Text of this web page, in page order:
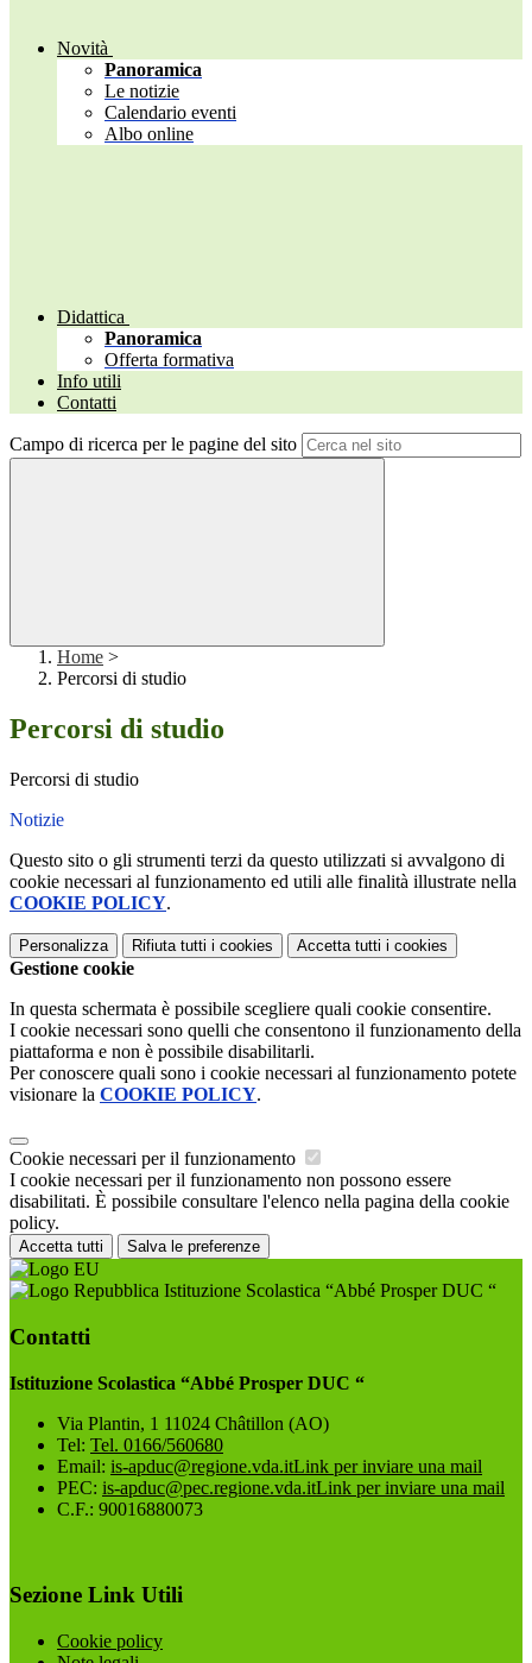
Novità
Panoramica
Le notizie
Calendario eventi
Albo online
Didattica
Panoramica
Offerta formativa
Info utili
Contatti
Campo di ricerca per le pagine del sito
Home >
Percorsi di studio
Percorsi di studio
Percorsi di studio
Notizie
Questo sito o gli strumenti terzi da questo utilizzati si avvalgono di
cookie necessari al funzionamento ed utili alle finalità illustrate nella
COOKIE POLICY.
Personalizza Rifiuta tutti i cookies Accetta tutti i cookies
Gestione cookie
In questa schermata è possibile scegliere quali cookie consentire.
I cookie necessari sono quelli che consentono il funzionamento della
piattaforma e non è possibile disabilitarli.
Per conoscere quali sono i cookie necessari al funzionamento potete
visionare la COOKIE POLICY.
Cookie necessari per il funzionamento
I cookie necessari per il funzionamento non possono essere
disabilitati. È possibile consultare l'elenco nella pagina della cookie
policy.
Accetta tutti Salva le preferenze
Istituzione Scolastica “Abbé Prosper DUC “
Contatti
Istituzione Scolastica “Abbé Prosper DUC “
Via Plantin, 1 11024 Châtillon (AO)
Tel: Tel. 0166/560680
Email: is-apduc@regione.vda.itLink per inviare una mail
PEC: is-apduc@pec.regione.vda.itLink per inviare una mail
C.F.: 90016880073
Sezione Link Utili
Cookie policy